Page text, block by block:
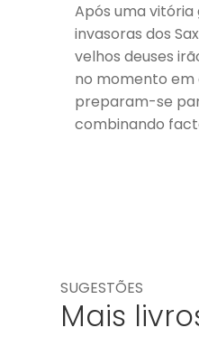
Após uma
invasoras dos
velhos deuses
no momento em
preparam-se
combinando
SUGESTÕES
Mais